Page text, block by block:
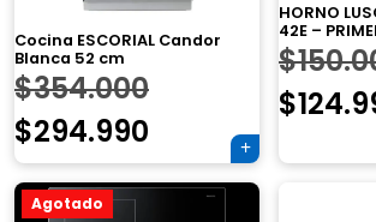
Cocina ESCORIAL Candor
Blanca 52 cm
$354.000El
precio
original
$294.990
precio
HORNO
42E –
$
$
Agotado